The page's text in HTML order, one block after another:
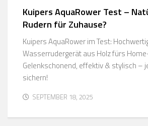
Kuipers AquaRower Test –
Rudern für Zuhause?
Kuipers AquaRower im Test:
Wasserrudergerät aus Holz fürs
Gelenkschonend, effektiv & stylisch –
sichern!
SEPTEMBER 18, 2025